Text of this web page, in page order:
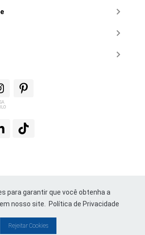
para garantir que você obtenha a
nosso site. Política de Privacidade
Rejeitar Cookies